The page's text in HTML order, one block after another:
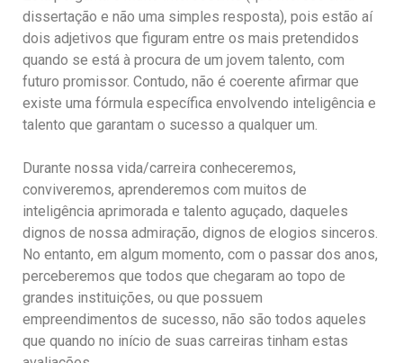
dissertação e não uma simples resposta), pois estão aí
dois adjetivos que figuram entre os mais pretendidos
quando se está à procura de um jovem talento, com
futuro promissor. Contudo, não é coerente afirmar que
existe uma fórmula específica envolvendo inteligência e
talento que garantam o sucesso a qualquer um.
Durante nossa vida/carreira conheceremos,
conviveremos, aprenderemos com muitos de
inteligência aprimorada e talento aguçado, daqueles
dignos de nossa admiração, dignos de elogios sinceros.
No entanto, em algum momento, com o passar dos anos,
perceberemos que todos que chegaram ao topo de
grandes instituições, ou que possuem
empreendimentos de sucesso, não são todos aqueles
que quando no início de suas carreiras tinham estas